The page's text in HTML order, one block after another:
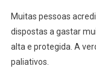
Muitas pessoas
dispostas a gastar
alta e protegida. A
paliativos.